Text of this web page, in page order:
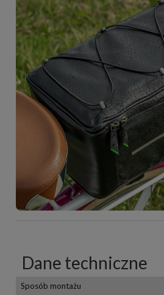
Dane techniczne
Sposób montażu